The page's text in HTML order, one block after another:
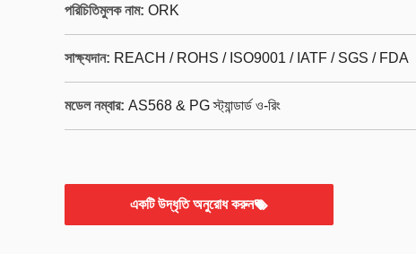
পরিচিতিমুলক নাম: ORK
সাক্ষ্যদান: REACH / ROHS / ISO9001 / IATF / SGS / FDA
মডেল নম্বার: AS568 & PG স্ট্যান্ডার্ড ও-রিং
একটি উদ্ধৃতি অনুরোধ করুন